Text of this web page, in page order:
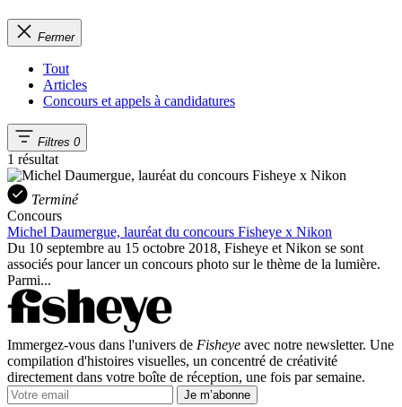
Fermer
Tout
Articles
Concours et appels à candidatures
Filtres 0
1 résultat
Terminé
Concours
Michel Daumergue, lauréat du concours Fisheye x Nikon
Du 10 septembre au 15 octobre 2018, Fisheye et Nikon se sont
associés pour lancer un concours photo sur le thème de la lumière.
Parmi...
Immergez-vous dans l'univers de Fisheye avec notre newsletter. Une
compilation d'histoires visuelles, un concentré de créativité
directement dans votre boîte de réception, une fois par semaine.
Je m’abonne